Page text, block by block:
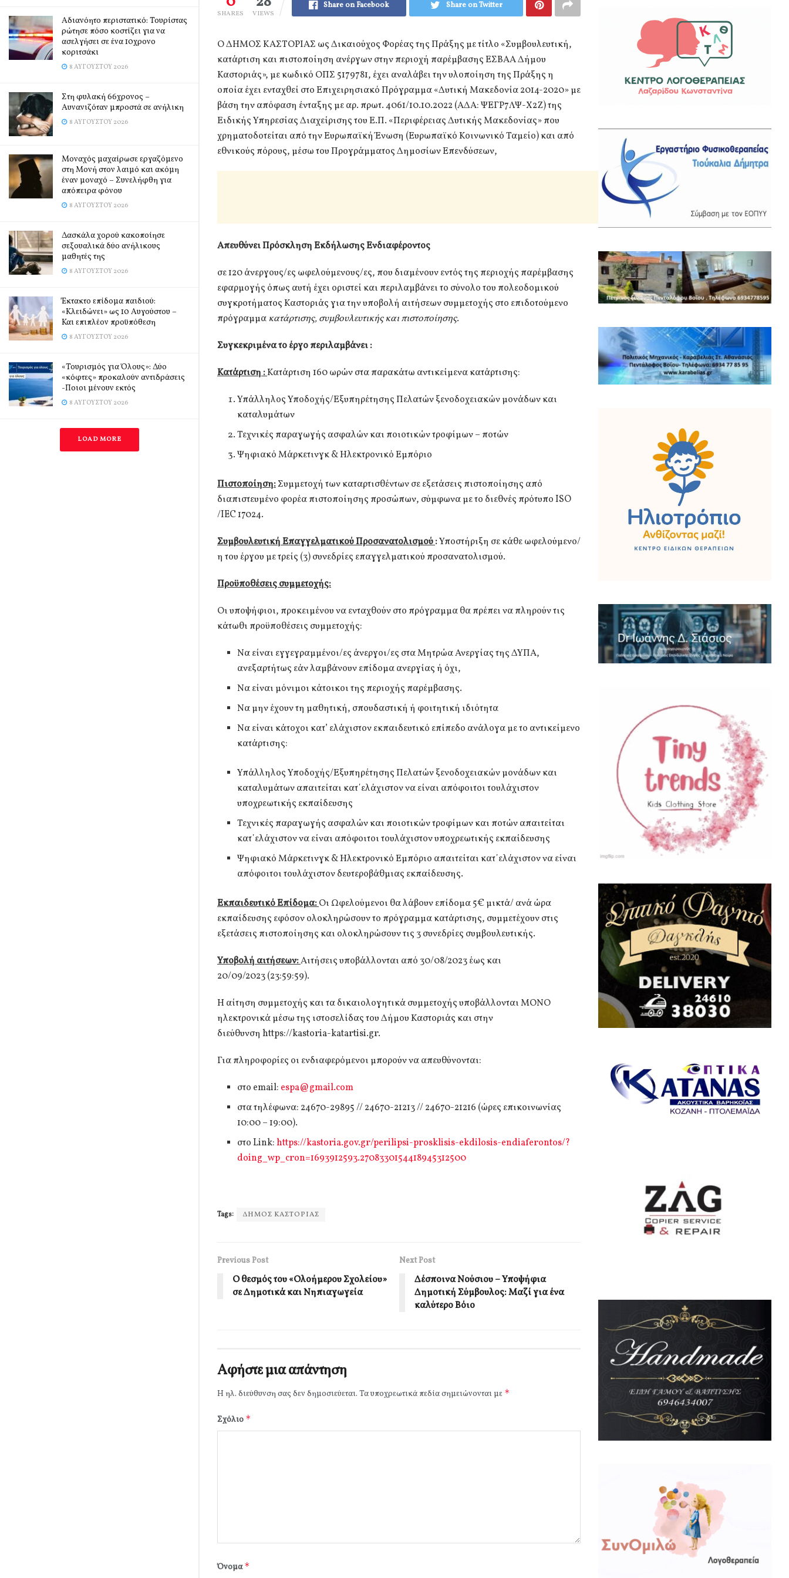
Αδιανόητο περιστατικό: Τουρίστας
ρώτησε πόσο κοστίζει για να
ασελγήσει σε ένα 10χρονο
κοριτσάκι
8 ΑΥΓΟΎΣΤΟΥ 2026
Στη φυλακή 66χρονος –
Αυνανιζόταν μπροστά σε ανήλικη
8 ΑΥΓΟΎΣΤΟΥ 2026
Μοναχός μαχαίρωσε εργαζόμενο
στη Μονή στον λαιμό και ακόμη
έναν μοναχό – Συνελήφθη για
απόπειρα φόνου
8 ΑΥΓΟΎΣΤΟΥ 2026
Δασκάλα χορού κακοποίησε
σεξουαλικά δύο ανήλικους
μαθητές της
8 ΑΥΓΟΎΣΤΟΥ 2026
Έκτακτο επίδομα παιδιού:
«Κλειδώνει» ως 10 Αυγούστου –
Και επιπλέον προϋπόθεση
8 ΑΥΓΟΎΣΤΟΥ 2026
«Τουρισμός για Όλους»: Δύο
«κόφτες» προκαλούν αντιδράσεις
-Ποιοι μένουν εκτός
8 ΑΥΓΟΎΣΤΟΥ 2026
LOAD MORE
SHARES VIEWS
Share on Facebook Share on Twitter
Ο ΔΗΜΟΣ ΚΑΣΤΟΡΙΑΣ ως Δικαιούχος Φορέας της Πράξης με τίτλο «Συμβουλευτική,
κατάρτιση και πιστοποίηση ανέργων στην περιοχή παρέμβασης ΕΣΒΑΑ Δήμου
Καστοριάς», με κωδικό ΟΠΣ 5179781, έχει αναλάβει την υλοποίηση της Πράξης η
οποία έχει ενταχθεί στο Επιχειρησιακό Πρόγραμμα «Δυτική Μακεδονία 2014-2020» με
βάση την απόφαση ένταξης με αρ. πρωτ. 4061/10.10.2022 (ΑΔΑ: ΨΕΓΡ7ΛΨ-Χ2Ζ) της
Ειδικής Υπηρεσίας Διαχείρισης του Ε.Π. «Περιφέρειας Δυτικής Μακεδονίας» που
χρηματοδοτείται από την Ευρωπαϊκή Ένωση (Ευρωπαϊκό Κοινωνικό Ταμείο) και από
εθνικούς πόρους, μέσω του Προγράμματος Δημοσίων Επενδύσεων,
Απευθύνει Πρόσκληση Εκδήλωσης Ενδιαφέροντος
σε 120 άνεργους/ες ωφελούμενους/ες, που διαμένουν εντός της περιοχής παρέμβασης
εφαρμογής όπως αυτή έχει οριστεί και περιλαμβάνει το σύνολο του πολεοδομικού
συγκροτήματος Καστοριάς για την υποβολή αιτήσεων συμμετοχής στο επιδοτούμενο
πρόγραμμα κατάρτισης, συμβουλευτικής και πιστοποίησης.
Συγκεκριμένα το έργο περιλαμβάνει :
Κατάρτιση :Κατάρτιση 160 ωρών στα παρακάτω αντικείμενα κατάρτισης:
Υπάλληλος Υποδοχής/Εξυπηρέτησης Πελατών ξενοδοχειακών μονάδων και
καταλυμάτων
Τεχνικές παραγωγής ασφαλών και ποιοτικών τροφίμων – ποτών
Ψηφιακό Μάρκετινγκ & Ηλεκτρονικό Εμπόριο
Πιστοποίηση:Συμμετοχή των καταρτισθέντων σε εξετάσεις πιστοποίησης από
διαπιστευμένο φορέα πιστοποίησης προσώπων, σύμφωνα με το διεθνές πρότυπο ISO
/IEC 17024.
Συμβουλευτική Επαγγελματικού Προσανατολισμού:Υποστήριξη σε κάθε ωφελούμενο/
η του έργου με τρείς (3) συνεδρίες επαγγελματικού προσανατολισμού.
Προϋποθέσεις συμμετοχής:
Οι υποψήφιοι, προκειμένου να ενταχθούν στο πρόγραμμα θα πρέπει να πληρούν τις
κάτωθι προϋποθέσεις συμμετοχής:
Να είναι εγγεγραμμένοι/ες άνεργοι/ες στα Μητρώα Ανεργίας της ΔΥΠΑ,
ανεξαρτήτως εάν λαμβάνουν επίδομα ανεργίας ή όχι,
Να είναι μόνιμοι κάτοικοι της περιοχής παρέμβασης.
Να μην έχουν τη μαθητική, σπουδαστική ή φοιτητική ιδιότητα
Να είναι κάτοχοι κατ’ ελάχιστον εκπαιδευτικό επίπεδο ανάλογα με το αντικείμενο
κατάρτισης:
Υπάλληλος Υποδοχής/Εξυπηρέτησης Πελατών ξενοδοχειακών μονάδων και
καταλυμάτων απαιτείται κατ΄ελάχιστον να είναι απόφοιτοι τουλάχιστον
υποχρεωτικής εκπαίδευσης
Τεχνικές παραγωγής ασφαλών και ποιοτικών τροφίμων και ποτών απαιτείται
κατ΄ελάχιστον να είναι απόφοιτοι τουλάχιστον υποχρεωτικής εκπαίδευσης
Ψηφιακό Μάρκετινγκ & Ηλεκτρονικό Εμπόριο απαιτείται κατ΄ελάχιστον να είναι
απόφοιτοι τουλάχιστον δευτεροβάθμιας εκπαίδευσης.
Εκπαιδευτικό Επίδομα:Οι Ωφελούμενοι θα λάβουν επίδομα 5€ μικτά/ ανά ώρα
εκπαίδευσης εφόσον ολοκληρώσουν το πρόγραμμα κατάρτισης, συμμετέχουν στις
εξετάσεις πιστοποίησης και ολοκληρώσουν τις 3 συνεδρίες συμβουλευτικής.
Υποβολή αιτήσεων:Αιτήσεις υποβάλλονται από 30/08/2023 έως και
20/09/2023 (23:59:59).
Η αίτηση συμμετοχής και τα δικαιολογητικά συμμετοχής υποβάλλονται ΜΟΝΟ
ηλεκτρονικά μέσω της ιστοσελίδας του Δήμου Καστοριάς και στην
διεύθυνση https://kastoria-katartisi.gr.
Για πληροφορίες οι ενδιαφερόμενοι μπορούν να απευθύνονται:
στο email: espa@gmail.com
στα τηλέφωνα: 24670-29895 // 24670-21213 // 24670-21216 (ώρες επικοινωνίας
10:00 – 19:00).
στο Link:https://kastoria.gov.gr/perilipsi-prosklisis-ekdilosis-endiaferontos/?
doing_wp_cron=1693912593.2708330154418945312500
Tags: ΔΗΜΟΣ ΚΑΣΤΟΡΙΑΣ
Previous Post
Ο θεσμός του «Ολοήμερου Σχολείου»
σε Δημοτικά και Νηπιαγωγεία
Next Post
Δέσποινα Νούσιου – Υποψήφια
Δημοτική Σύμβουλος: Μαζί για ένα
καλύτερο Βόιο
Αφήστε μια απάντηση
Η ηλ. διεύθυνση σας δεν δημοσιεύεται. Τα υποχρεωτικά πεδία σημειώνονται με *
Σχόλιο *
Όνομα*